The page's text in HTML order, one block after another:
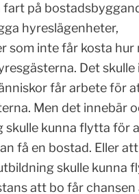
fart på
hyreslägenheter,
som inte får kosta hur
Det skulle
får arbete för
Men det innebär
skulle kunna flytta för
få en bostad. Eller
skulle kunna
att bo får